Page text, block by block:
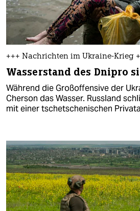
+++ Nachrichten im Ukraine-Krieg
Wasserstand des Dnipro
Während die Großoffensive der
Cherson das Wasser. Russland
mit einer tschetschenischen